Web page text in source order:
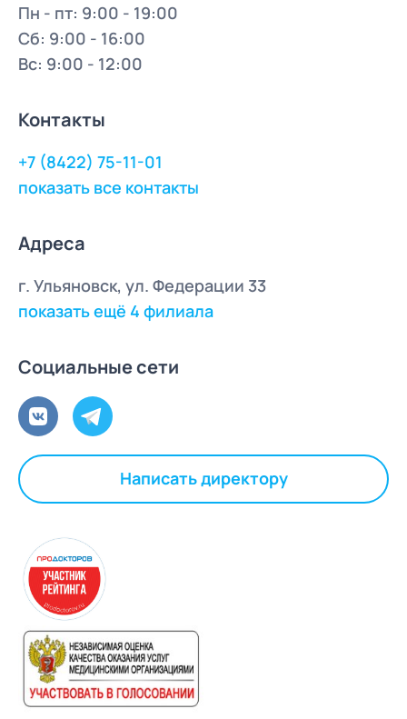
Пн - пт: 9:00 - 19:00
Сб: 9:00 - 16:00
Вс: 9:00 - 12:00
Контакты
+7 (8422) 75-11-01
показать все контакты
Адреса
г. Ульяновск, ул. Федерации 33
показать ещё 4 филиала
Социальные сети
Написать директору